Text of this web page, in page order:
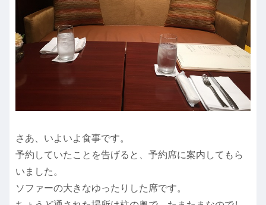
さあ、いよいよ食事です。
予約していたことを告げると、予約席に案内してもら
いました。
ソファーの大きなゆったりした席です。